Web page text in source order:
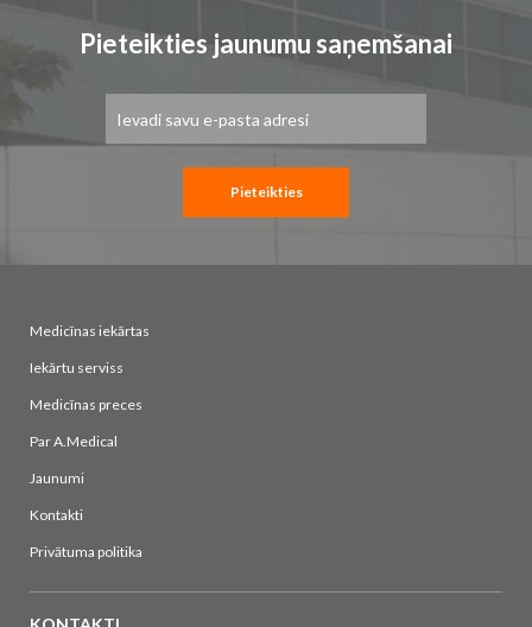
Pieteikties jaunumu saņemšanai
saņemšanai:
Pieteikties
Medicīnas iekārtas
Iekārtu serviss
Medicīnas preces
Par A.Medical
Jaunumi
Kontakti
Privātuma politika